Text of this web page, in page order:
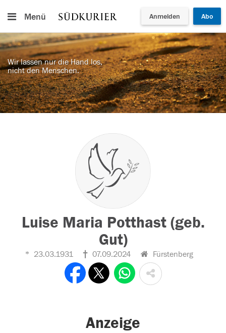
Menü Anmelden Abo
Wir lassen nur die Hand los,
nicht den Menschen.
Luise Maria Potthast (geb.
Gut)
23.03.1931 07.09.2024 Fürstenberg
Anzeige